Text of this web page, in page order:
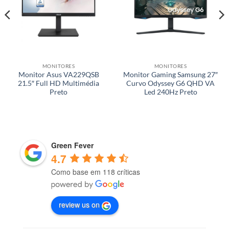
MONITORES
Monitor Asus VA229QSB
21.5″ Full HD Multimédia
Preto
MONITORES
Monitor Gaming Samsung 27″
Curvo Odyssey G6 QHD VA
Led 240Hz Preto
Green Fever
4.7
Como base em 118 críticas
review us on